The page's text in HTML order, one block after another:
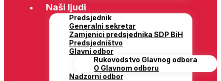
Naši ljudi
Predsjednik
Generalni sekretar
Zamjenici predsjednika SDP BiH
Predsjedništvo
Glavni odbor
Rukovodstvo Glavnog odbora
O Glavnom odboru
Nadzorni odbor